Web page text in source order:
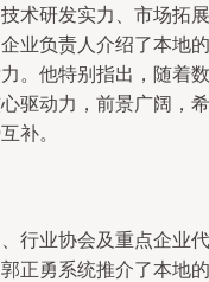
术研发实力、市场拓展
业负责人介绍了本地的
。他特别指出，随着数
驱动力，前景广阔，希
补。
行业协会及重点企业代
正勇系统推介了本地的